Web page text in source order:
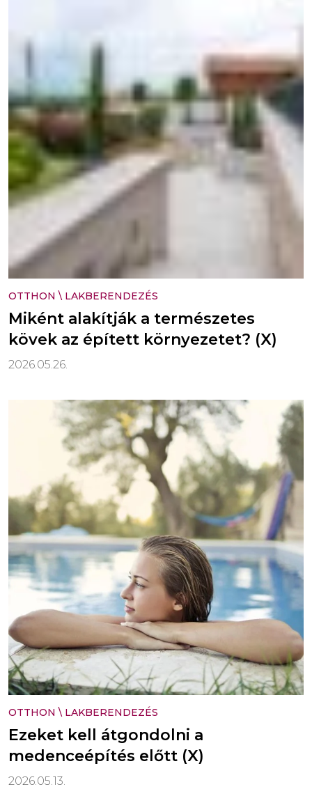
OTTHON \ LAKBERENDEZÉS
Miként alakítják a természetes
kövek az épített környezetet? (X)
2026.05.26.
OTTHON \ LAKBERENDEZÉS
Ezeket kell átgondolni a
medenceépítés előtt (X)
2026.05.13.